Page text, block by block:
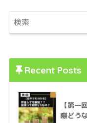
Recent Posts
【第一
際どう